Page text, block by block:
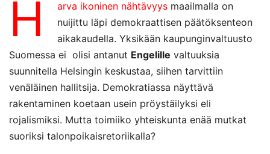
H arva ikoninen nähtävyys maailmalla on
nuijittu läpi demokraattisen päätöksenteon
aikakaudella. Yksikään kaupunginvaltuusto
Suomessa ei olisi antanut Engelille valtuuksia
suunnitella Helsingin keskustaa, siihen tarvittiin
venäläinen hallitsija. Demokratiassa näyttävä
rakentaminen koetaan usein pröystäilyksi eli
rojalismiksi. Mutta toimiiko yhteiskunta enää mutkat
suoriksi talonpoikaisretoriikalla?